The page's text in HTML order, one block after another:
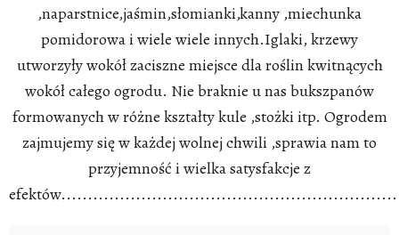
,naparstnice,jaśmin,słomianki,kanny ,miechunka
pomidorowa i wiele wiele innych.Iglaki, krzewy
utworzyły wokół zaciszne miejsce dla roślin kwitnących
wokół całego ogrodu. Nie braknie u nas bukszpanów
formowanych w różne kształty kule ,stożki itp. Ogrodem
zajmujemy się w każdej wolnej chwili ,sprawia nam to
przyjemność i wielka satysfakcje z